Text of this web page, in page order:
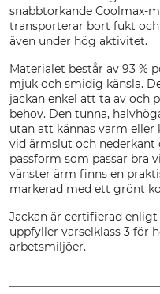
snabbtorkande Coolmax-
transporterar bort fukt
även under hög aktivitet.
Materialet består av 93 %
mjuk och smidig känsla.
jackan enkel att ta av och
behov. Den tunna,
utan att kännas varm eller
vid ärmslut och
passform som passar bra
vänster ärm finns en
markerad med ett grönt
Jackan är certifierad enligt
uppfyller varselklass 3 för
arbetsmiljöer.